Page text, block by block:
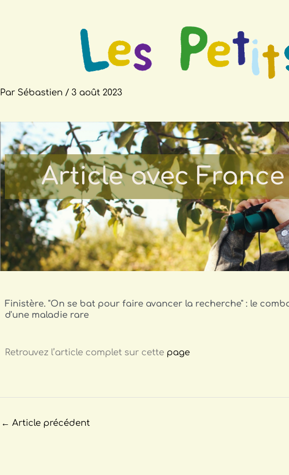
Par Sébastien / 3 août 2023
Article avec
Finistère. "On se bat pour faire avancer la recherche" : le
d'une maladie rare
Retrouvez l’article complet sur cette page
← Article précédent